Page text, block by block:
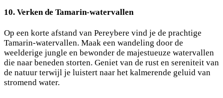
10. Verken de Tamarin-watervallen
Op een korte afstand van Pereybere vind je de prachtige
Tamarin-watervallen. Maak een wandeling door de
weelderige jungle en bewonder de majestueuze watervallen
die naar beneden storten. Geniet van de rust en sereniteit van
de natuur terwijl je luistert naar het kalmerende geluid van
stromend water.